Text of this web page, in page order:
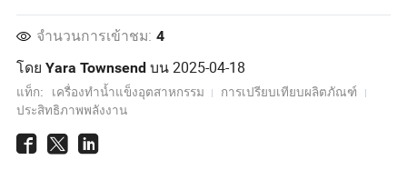
จำนวนการเข้าชม: 4
โดยYara Townsend บน2025-04-18
แท็ก: เครื่องทำน้ำแข็งอุตสาหกรรม
การเปรียบเทียบผลิตภัณฑ์
ประสิทธิภาพพลังงาน